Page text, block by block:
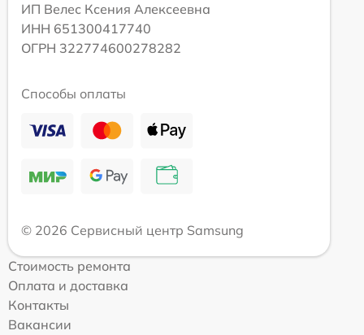
ИП Велес Ксения Алексеевна
ИНН 651300417740
ОГРН 322774600278282
Способы оплаты
© 2026 Сервисный центр Samsung
Стоимость ремонта
Оплата и доставка
Контакты
Вакансии